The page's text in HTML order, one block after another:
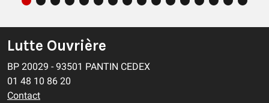
Lutte Ouvrière
BP 20029 - 93501 PANTIN CEDEX
01 48 10 86 20
Contact